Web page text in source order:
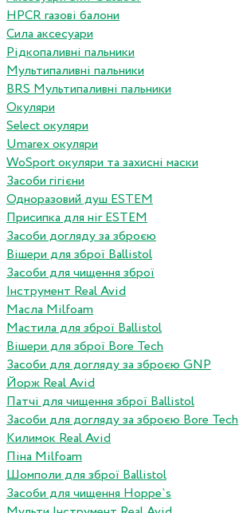
HPCR газові балони
Сила аксесуари
Рідкопаливні пальники
Мультипаливні пальники
BRS Мультипаливні пальники
Окуляри
Select окуляри
Umarex окуляри
WoSport окуляри та захисні маски
Засоби гігієни
Одноразовий душ ESTEM
Присипка для ніг ESTEM
Засоби догляду за зброєю
Вішери для зброї Ballistol
Засоби для чищення зброї
Інструмент Real Avid
Масла Milfoam
Мастила для зброї Ballistol
Вішери для зброї Bore Tech
Засоби для догляду за зброєю GNP
Йорж Real Avid
Патчі для чищення зброї Ballistol
Засоби для догляду за зброєю Bore Tech
Килимок Real Avid
Піна Milfoam
Шомполи для зброї Ballistol
Засоби для чищення Hoppe`s